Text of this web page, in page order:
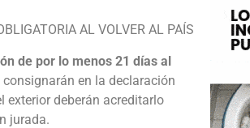
AL VOLVER AL PAÍS
de por lo menos 21 días al
en la declaración
exterior deberán acreditarlo
jurada.